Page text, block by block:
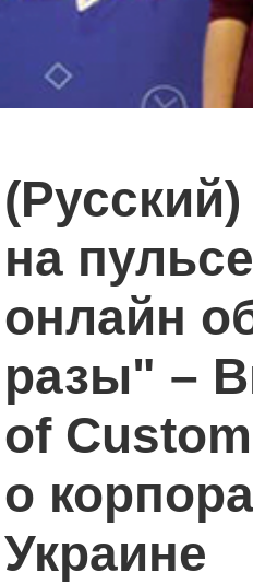
на
онлайн
разы" –
of
о
Украине